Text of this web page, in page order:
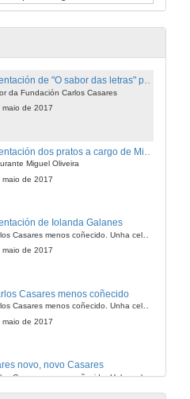
Presentación de "O sabor das letras" por parte de Gustavo Garrido
da Fundación Carlos Casares
maio de 2017
Miguel Oliveira
maio de 2017
de Iolanda Galanes
maio de 2017
Casares menos coñecido
O Carlos Casares menos coñecido. Unha celebración
maio de 2017
novo, novo Casares
O Carlos Casares menos coñecido. Unha celebración
maio de 2017